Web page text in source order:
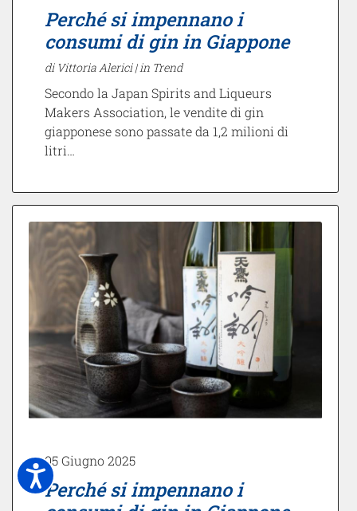
Perché si impennano i
consumi di gin in Giappone
di Vittoria Alerici |in Trend
Secondo la Japan Spirits and Liqueurs
Makers Association, le vendite di gin
giapponese sono passate da 1,2 milioni di
litri…
05 Giugno 2025
Perché si impennano i